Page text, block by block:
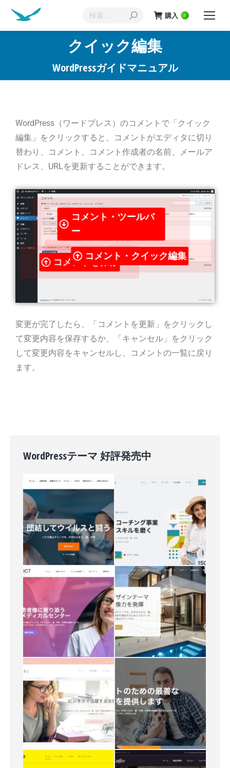
購入 0
クイック編集
WordPressガイドマニュアル
現在地:
WordPress（ワードプレス）のコメントで「クイック
編集」をクリックすると、コメントがエディタに切り
替わり、コメント、コメント作成者の名前、メールア
ドレス、URLを更新することができます。
コメント・ツールバ
ー
コメントを保存
コメント・クイック編集
変更が完了したら、「コメントを更新」をクリックし
て変更内容を保存するか、「キャンセル」をクリック
して変更内容をキャンセルし、コメントの一覧に戻り
ます。
WordPressテーマ 好評発売中